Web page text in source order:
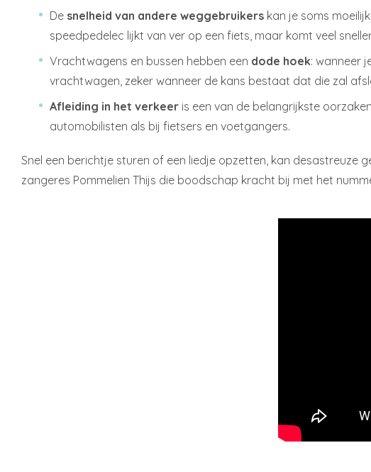
De snelheid van andere weggebruikers kan je soms
speedpedelec lijkt van ver op een fiets, maar komt veel
Vrachtwagens en bussen hebben een dode hoek: wanneer
vrachtwagen, zeker wanneer de kans bestaat dat die zal
Afleiding in het verkeer is een van de belangrijkste
automobilisten als bij fietsers en voetgangers.
Snel een berichtje sturen of een liedje opzetten, kan desastreuze
zangeres Pommelien Thijs die boodschap kracht bij met het